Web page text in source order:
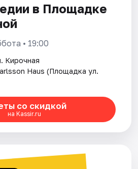
в Площадке
• 19:00
Кирочная
Haus (Площадка ул.
со скидкой
на Kassir.ru